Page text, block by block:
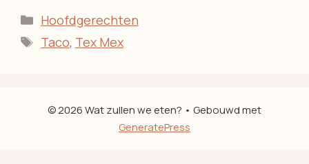
Categorieën
Hoofdgerechten
Tags
Taco, Tex Mex
© 2026 Wat zullen we eten? • Gebouwd met
GeneratePress